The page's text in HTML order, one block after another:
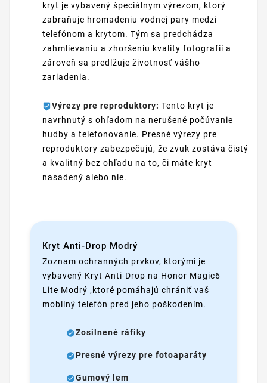
kryt je vybavený špeciálnym výrezom, ktorý
zabraňuje hromadeniu vodnej pary medzi
telefónom a krytom. Tým sa predchádza
zahmlievaniu a zhoršeniu kvality fotografií a
zároveň sa predlžuje životnosť vášho
zariadenia.
Výrezy pre reproduktory: Tento kryt je
navrhnutý s ohľadom na nerušené počúvanie
hudby a telefonovanie. Presné výrezy pre
reproduktory zabezpečujú, že zvuk zostáva čistý
a kvalitný bez ohľadu na to, či máte kryt
nasadený alebo nie.
Kryt Anti-Drop Modrý
Zoznam ochranných prvkov, ktorými je
vybavený Kryt Anti-Drop na Honor Magic6
Lite Modrý ,ktoré pomáhajú chrániť vaš
mobilný telefón pred jeho poškodením.
Zosilnené ráfiky
Presné výrezy pre fotoaparáty
Gumový lem